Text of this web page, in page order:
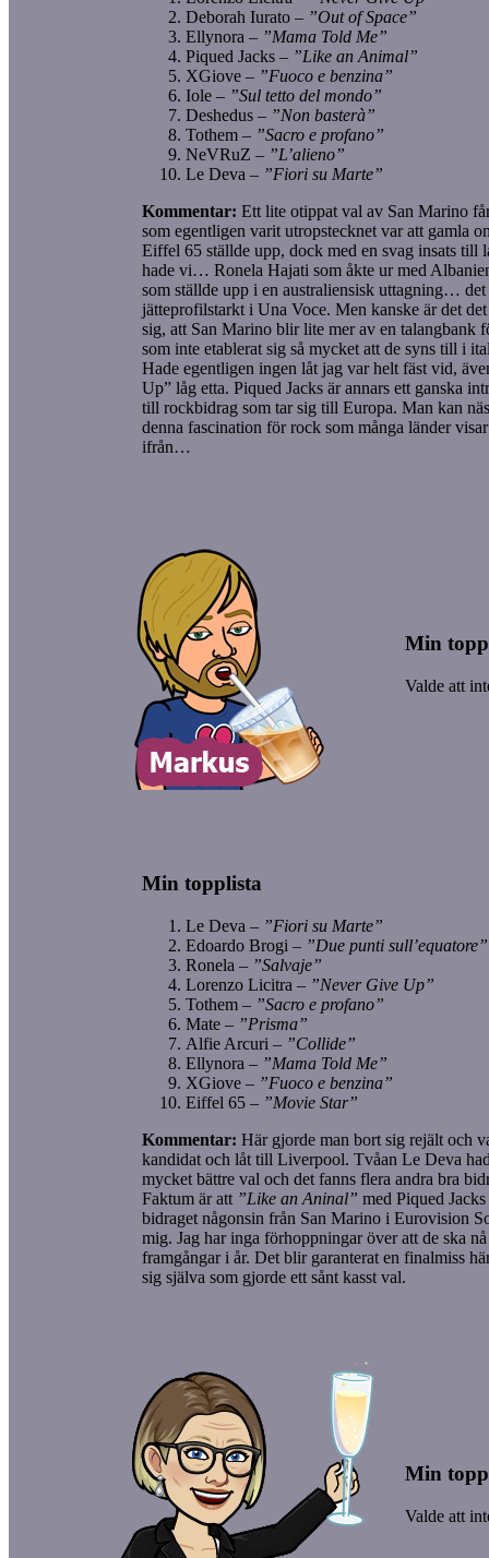
Deborah Iurato – ”Out of Space”
Ellynora – ”Mama Told Me”
Piqued Jacks – ”Like an Animal”
XGiove – ”Fuoco e benzina”
Iole – ”Sul tetto del mondo”
Deshedus – ”Non basterà”
Tothem – ”Sacro e profano”
NeVRuZ – ”L’alieno”
Le Deva – ”Fiori su Marte”
Kommentar: Ett lite otippat val av San Marino
som egentligen varit utropstecknet var att gamla
Eiffel 65 ställde upp, dock med en svag insats till
hade vi… Ronela Hajati som åkte ur med
som ställde upp i en australiensisk uttagning… det
jätteprofilstarkt i Una Voce. Men kanske är det
sig, att San Marino blir lite mer av en talangbank
som inte etablerat sig så mycket att de syns till i
Hade egentligen ingen låt jag var helt fäst vid,
Up” låg etta. Piqued Jacks är annars ett ganska
till rockbidrag som tar sig till Europa. Man kan
denna fascination för rock som många länder
ifrån…
Min
Valde att
Min topplista
Le Deva – ”Fiori su Marte”
Edoardo Brogi – ”Due punti
Ronela – ”Salvaje”
Lorenzo Licitra – ”Never Give Up”
Tothem – ”Sacro e profano”
Mate – ”Prisma”
Alfie Arcuri – ”Collide”
Ellynora – ”Mama Told Me”
XGiove – ”Fuoco e benzina”
Eiffel 65 – ”Movie Star”
Kommentar: Här gjorde man bort sig rejält och
kandidat och låt till Liverpool. Tvåan Le Deva
mycket bättre val och det fanns flera andra bra
Faktum är att ”Like an Aninal” med Piqued
bidraget någonsin från San Marino i Eurovision
mig. Jag har inga förhoppningar över att de ska
framgångar i år. Det blir garanterat en finalmiss
sig själva som gjorde ett sånt kasst val.
Min
Valde att